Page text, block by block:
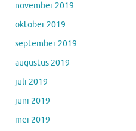
november 2019
oktober 2019
september 2019
augustus 2019
juli 2019
juni 2019
mei 2019